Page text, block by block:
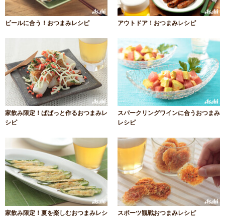
ビールに合う！おつまみレシピ アウトドア！おつまみレシピ
家飲み限定！ぱぱっと作るおつまみレ
シピ
スパークリングワインに合うおつまみ
レシピ
家飲み限定！夏を楽しむおつまみレシ
スポーツ観戦おつまみレシピ